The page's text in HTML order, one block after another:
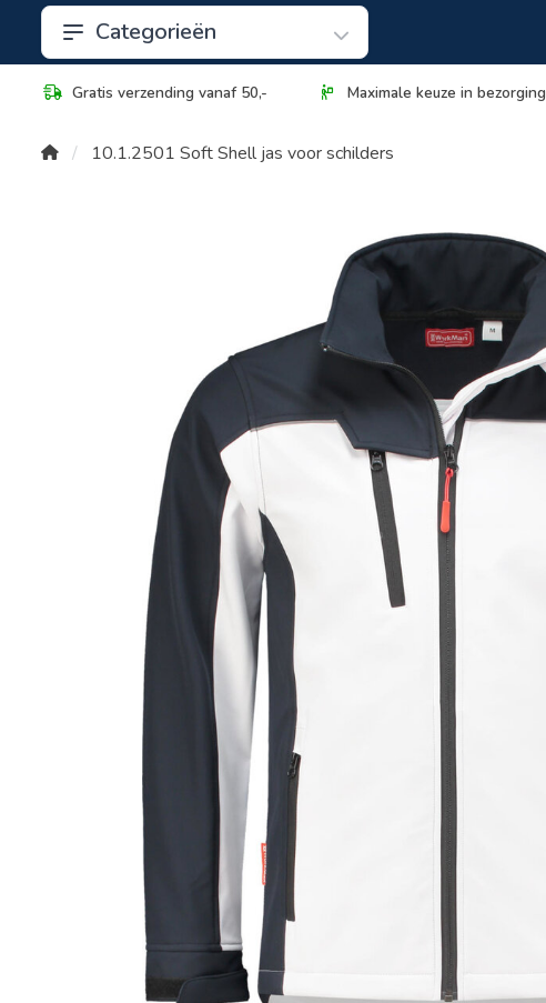
Categorieën
Gratis verzending vanaf 50,- Maximale keuze in bezorging
10.1.2501 Soft Shell jas voor schilders